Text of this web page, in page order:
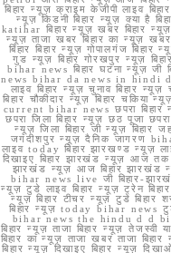
बिहार न्यूज़ क्राइम केजीपी लाइव
न्यूज़ किडनी बिहार न्यूज़ क्या है
katihar बिहार न्यूज़ खबर बिहार न्यूज़
न्यूज़ ताजा खबर बिहार का न्यूज़
बिहार बिहार न्यूज़ गोपालगंज बिहार
गुड न्यूज़ बिहार गोरखपुर न्यूज़
bihar news बिहार घटना न्यूज़ जी
news bihar da news in hindi
लाइव बिहार न्यूज़ चुनाव बिहार न्यूज़
बिहार चौकीदार न्यूज़ बिहार चकिया
current bihar news छपरा
छपरा जिला बिहार न्यूज़ छठ पूजा
न्यूज़ जिला बिहार जी न्यूज़ बिहार
जगदीशपुर न्यूज़ दैनिक जागरण
लाइव today बिहार झारखण्ड न्यूज़
दिखाइए बिहार झारखंड न्यूज़ आज तक
झारखंड न्यूज़ आज बिहार झारखंड
bihar news live जी बिहार-
न्यूज़ टुडे लाइव बिहार न्यूज़ ट्रेन बिहार
न्यूज़ बिहार टीचर न्यूज़ टुडे
बिहार न्यूज़ today bihar news
bihar news the hindu d d
बिहार न्यूज़ ताजा बिहार न्यूज़ तेजस्वी
बिहार का न्यूज़ ताजा खबर ताजा
बिहार न्यूज़ दिखाइए बिहार न्यूज़